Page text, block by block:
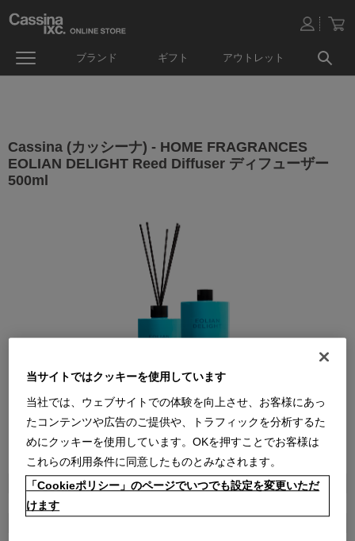
ブランド ギフト アウトレット
Cassina (カッシーナ) - HOME FRAGRANCES
EOLIAN DELIGHT Reed Diffuser ディフューザー
500ml
商品属性
雑貨
当サイトではクッキーを使用しています
当社では、ウェブサイトでの体験を向上させ、お客様にあっ
たコンテンツや広告のご提供や、トラフィックを分析するた
めにクッキーを使用しています。OKを押すことでお客様は
これらの利用条件に同意したものとみなされます。
「Cookieポリシー」のページでいつでも設定を変更いただ
けます